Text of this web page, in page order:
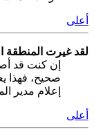
أعلى
لقد غيرت المنطقة
إن كنت قد
صحيح، فهذا
إعلام مدير
أعلى